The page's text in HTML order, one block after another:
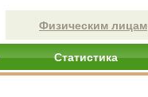
Физическим лицам
Статистика